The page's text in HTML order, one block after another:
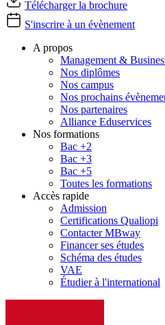
Télécharger la brochure
S'inscrire à un évènement
A propos
Management &
Nos diplômes
Nos campus
Nos prochains
Nos partenaires
Alliance Eduservices
Nos formations
Bac +2
Bac +3
Bac +5
Toutes les formations
Accès rapide
Admission
Certifications Qualiopi
Contacter MBway
Financer ses études
Schéma des études
VAE
Étudier à l'international